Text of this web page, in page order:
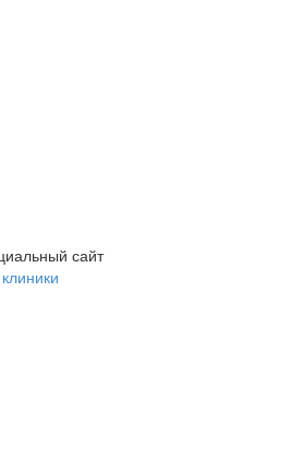
сайт